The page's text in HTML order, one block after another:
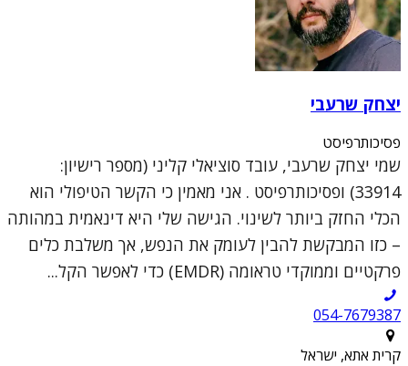
יצחק שרעבי
פסיכותרפיסט
שמי יצחק שרעבי, עובד סוציאלי קליני (מספר רישיון:
33914) ופסיכותרפיסט . אני מאמין כי הקשר הטיפולי הוא
הכלי החזק ביותר לשינוי. הגישה שלי היא דינאמית במהותה
– כזו המבקשת להבין לעומק את הנפש, אך משלבת כלים
פרקטיים וממוקדי טראומה (EMDR) כדי לאפשר הקל...
054-7679387
קרית אתא, ישראל